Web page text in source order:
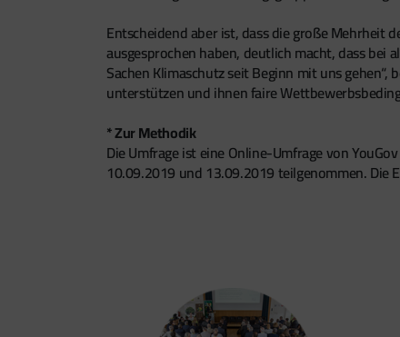
Entscheidend aber ist, dass die große Mehrheit
ausgesprochen haben, deutlich macht, dass bei
Sachen Klimaschutz seit Beginn mit uns
unterstützen und ihnen faire
* Zur Methodik
Die Umfrage ist eine Online-Umfrage von
10.09.2019 und 13.09.2019 teilgenommen. Die